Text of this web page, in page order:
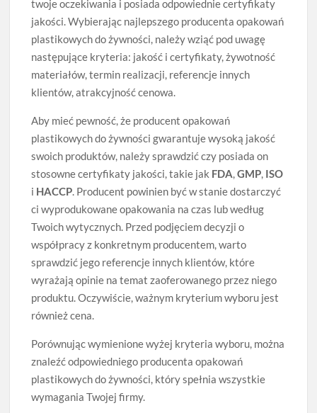
twoje oczekiwania i posiada odpowiednie certyfikaty
jakości. Wybierając najlepszego producenta opakowań
plastikowych do żywności, należy wziąć pod uwagę
następujące kryteria: jakość i certyfikaty, żywotność
materiałów, termin realizacji, referencje innych
klientów, atrakcyjność cenowa.
Aby mieć pewność, że producent opakowań
plastikowych do żywności gwarantuje wysoką jakość
swoich produktów, należy sprawdzić czy posiada on
stosowne certyfikaty jakości, takie jak FDA,GMP, ISO
i HACCP. Producent powinien być w stanie dostarczyć
ci wyprodukowane opakowania na czas lub według
Twoich wytycznych. Przed podjęciem decyzji o
współpracy z konkretnym producentem, warto
sprawdzić jego referencje innych klientów, które
wyrażają opinie na temat zaoferowanego przez niego
produktu. Oczywiście, ważnym kryterium wyboru jest
również cena.
Porównując wymienione wyżej kryteria wyboru, można
znaleźć odpowiedniego producenta opakowań
plastikowych do żywności, który spełnia wszystkie
wymagania Twojej firmy.